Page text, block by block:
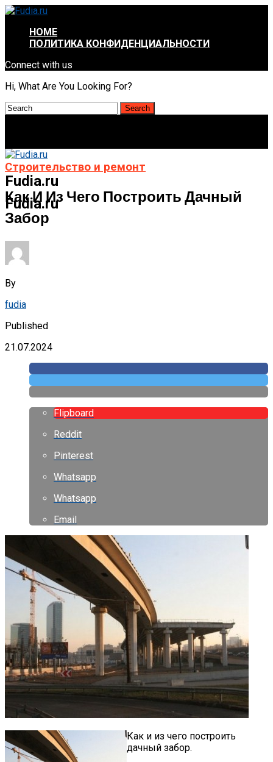
HOME
ПОЛИТИКА КОНФИДЕНЦИАЛЬНОСТИ
Connect with us
Hi, What Are You Looking For?
Fudia.ru
Fudia.ru
Строительство и ремонт
Как И Из Чего Построить Дачный
Забор
By
fudia
Published
21.07.2024
Flipboard
Reddit
Pinterest
Whatsapp
Whatsapp
Email
Как и из чего построить
дачный забор.